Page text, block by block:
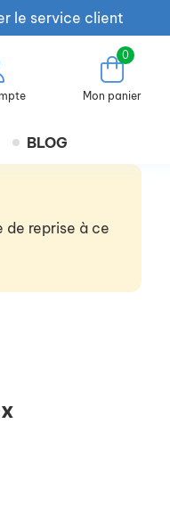
le service client
0
Mon panier
BLOG
de reprise à ce